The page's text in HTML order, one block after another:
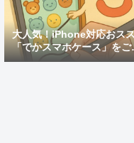
大人気！iPhone対応おス
「でかスマホケース」をご
介